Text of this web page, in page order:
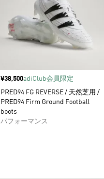
価格
¥38,500adiClub会員限定
PRED94 FG REVERSE / 天然芝用 /
PRED94 Firm Ground Football
boots
パフォーマンス